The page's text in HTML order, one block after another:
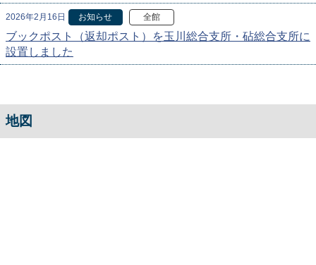
2026年2月16日 お知らせ 全館
ブックポスト（返却ポスト）を玉川総合支所・砧総合支所に
設置しました
地図